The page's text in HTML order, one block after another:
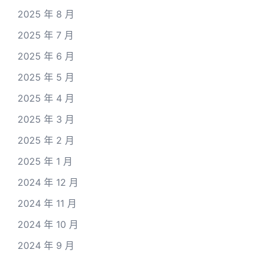
2025 年 8 月
2025 年 7 月
2025 年 6 月
2025 年 5 月
2025 年 4 月
2025 年 3 月
2025 年 2 月
2025 年 1 月
2024 年 12 月
2024 年 11 月
2024 年 10 月
2024 年 9 月